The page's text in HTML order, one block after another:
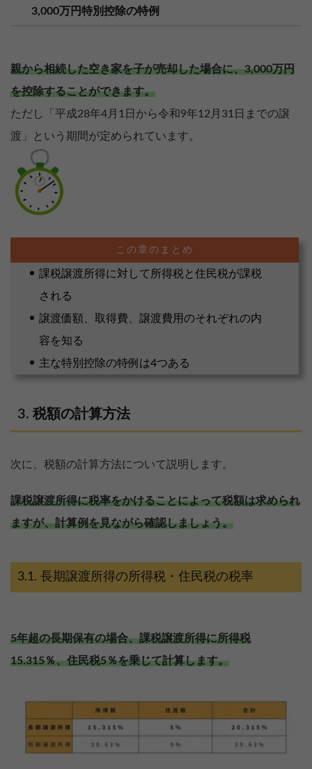
3,000万円特別控除の特例
親から相続した空き家を子が売却した場合に、3,000万円
を控除することができます。
ただし「平成28年4月1日から令和9年12月31日までの譲
渡」という期間が定められています。
課税譲渡所得に対して所得税と住民税が課税
される
譲渡価額、取得費、譲渡費用のそれぞれの内
容を知る
主な特別控除の特例は4つある
税額の計算方法
次に、税額の計算方法について説明します。
課税譲渡所得に税率をかけることによって税額は求められ
ますが、計算例を見ながら確認しましょう。
長期譲渡所得の所得税・住民税の税率
5年超の長期保有の場合、課税譲渡所得に所得税
15.315％、住民税5％を乗じて計算します。